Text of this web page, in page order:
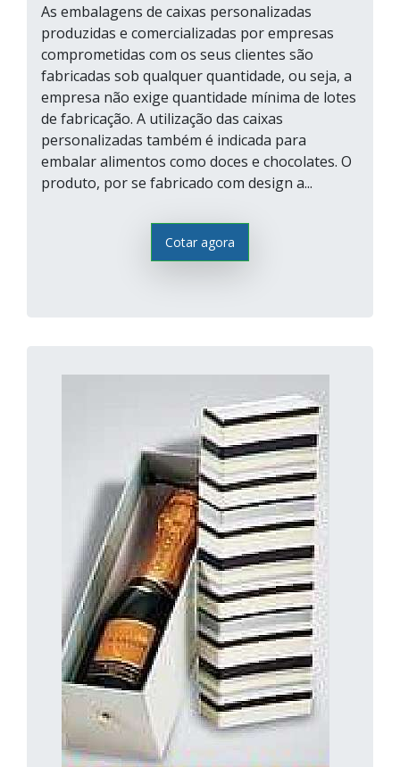
As embalagens de caixas personalizadas
produzidas e comercializadas por empresas
comprometidas com os seus clientes são
fabricadas sob qualquer quantidade, ou seja, a
empresa não exige quantidade mínima de lotes
de fabricação. A utilização das caixas
personalizadas também é indicada para
embalar alimentos como doces e chocolates. O
produto, por se fabricado com design a...
Cotar agora